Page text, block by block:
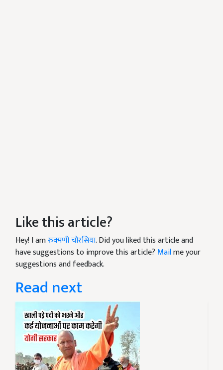
Like this article?
Hey! I amरुक्मणी चौरसिया. Did you liked this article and
have suggestions to improve this article? Mailme your
suggestions and feedback.
Read next